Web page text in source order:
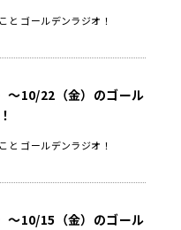
と ゴールデンラジオ！
～10/22（金）のゴール
と ゴールデンラジオ！
～10/15（金）のゴール